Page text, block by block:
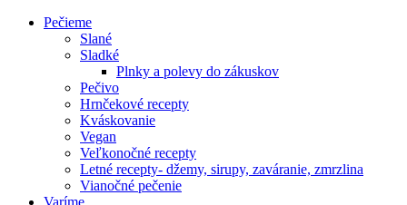
Pečieme
Slané
Sladké
Plnky a polevy do zákuskov
Pečivo
Hrnčekové recepty
Kváskovanie
Vegan
Veľkonočné recepty
Letné recepty- džemy, sirupy, zaváranie, zmrzlina
Vianočné pečenie
Varíme